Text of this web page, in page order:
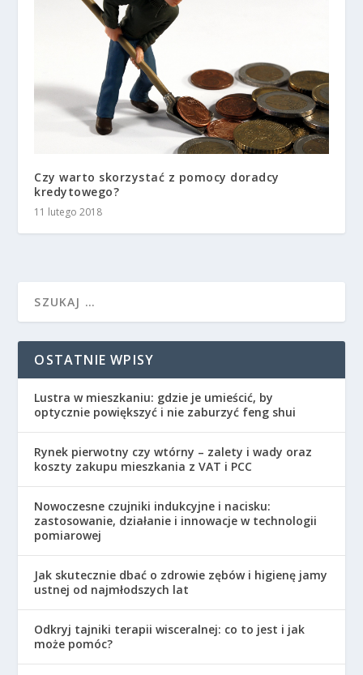
Czy warto skorzystać z pomocy doradcy
kredytowego?
11 lutego 2018
OSTATNIE WPISY
Lustra w mieszkaniu: gdzie je umieścić, by
optycznie powiększyć i nie zaburzyć feng shui
Rynek pierwotny czy wtórny – zalety i wady oraz
koszty zakupu mieszkania z VAT i PCC
Nowoczesne czujniki indukcyjne i nacisku:
zastosowanie, działanie i innowacje w technologii
pomiarowej
Jak skutecznie dbać o zdrowie zębów i higienę jamy
ustnej od najmłodszych lat
Odkryj tajniki terapii wisceralnej: co to jest i jak
może pomóc?